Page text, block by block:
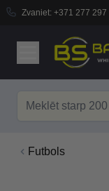
Zvaniet: +371 277 297
Futbols